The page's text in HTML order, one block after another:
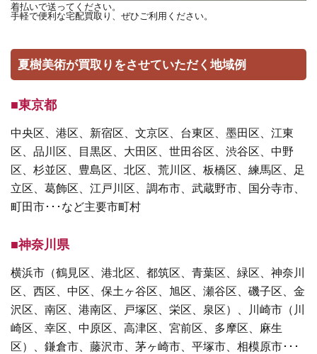
着払いで送ってください。
手軽で便利な宅配買取り、ぜひご利用ください。
夏樹美術が買取りをさせていただく地域例
■東京都
中央区、港区、新宿区、文京区、台東区、墨田区、江東
区、品川区、目黒区、大田区、世田谷区、渋谷区、中野
区、杉並区、豊島区、北区、荒川区、板橋区、練馬区、足
立区、葛飾区、江戸川区、調布市、武蔵野市、国分寺市、
町田市･･･など主要市町村
■神奈川県
横浜市（鶴見区、港北区、都筑区、青葉区、緑区、神奈川
区、西区、中区、保土ヶ谷区、旭区、瀬谷区、磯子区、金
沢区、南区、港南区、戸塚区、栄区、泉区）、川崎市（川
崎区、幸区、中原区、高津区、宮前区、多摩区、麻生
区）、鎌倉市、藤沢市、茅ヶ崎市、平塚市、相模原市･･･